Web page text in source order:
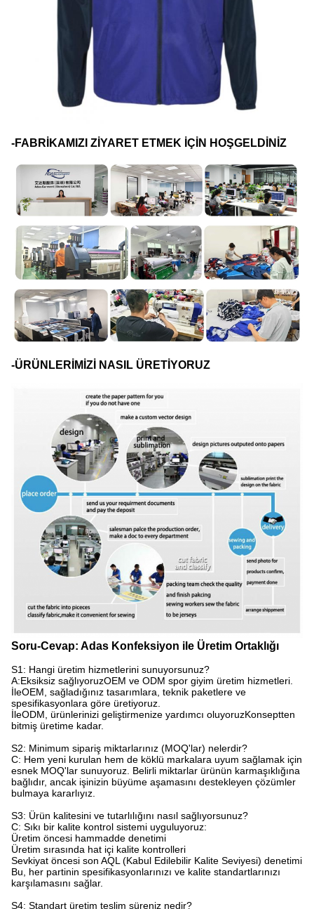
-FABRİKAMIZI ZİYARET ETMEK İÇİN HOŞGELDİNİZ
-ÜRÜNLERİMİZİ NASIL ÜRETİYORUZ
Soru-Cevap: Adas Konfeksiyon ile Üretim Ortaklığı
S1: Hangi üretim hizmetlerini sunuyorsunuz?
A:Eksiksiz sağlıyoruzOEM ve ODM spor giyim üretim hizmetleri
İleOEM , sağladığınız tasarımlara, teknik paketlere ve
spesifikasyonlara göre üretiyoruz.
İleODM , ürünlerinizi geliştirmenize yardımcı oluyoruzKonseptten
bitmiş üretime kadar.
S2: Minimum sipariş miktarlarınız (MOQ'lar) nelerdir?​
C: Hem yeni kurulan hem de köklü markalara uyum sağlamak için
esnek MOQ'lar sunuyoruz. Belirli miktarlar ürünün karmaşıklığına
bağlıdır, ancak işinizin büyüme aşamasını destekleyen çözümler
bulmaya kararlıyız.
S3: Ürün kalitesini ve tutarlılığını nasıl sağlıyorsunuz?
C: Sıkı bir kalite kontrol sistemi uyguluyoruz:
Üretim öncesi hammadde denetimi
Üretim sırasında hat içi kalite kontrolleri
Sevkiyat öncesi son AQL (Kabul Edilebilir Kalite Seviyesi) denetimi
Bu, her partinin spesifikasyonlarınızı ve kalite standartlarınızı
karşılamasını sağlar.
S4: Standart üretim teslim süreniz nedir?​